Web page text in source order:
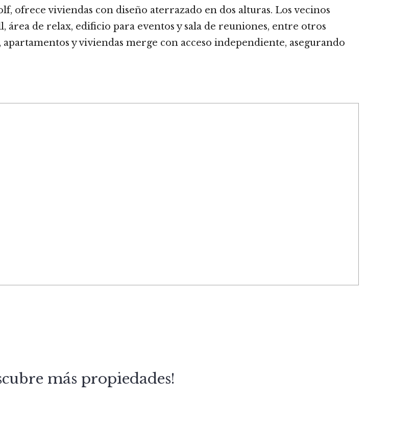
ofrece viviendas con diseño aterrazado en dos alturas. Los vecinos
de relax, edificio para eventos y sala de reuniones, entre otros
y viviendas merge con acceso independiente, asegurando
más propiedades!